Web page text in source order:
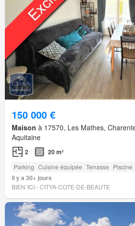
150 000 €
Maison à 17570, Les Mathes,
Aquitaine
2 20 m²
Parking Cuisine équipée Terrasse Piscine
Il y a 30+ jours
BIEN´ICI - CITYA-COTE-DE-BEAUTE